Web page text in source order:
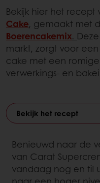
Bekijk hier het recept
Cake, gemaakt met
Boerencakemix.
markt, zorgt voor
cake met een
verwerkings- en
Bekijk het recept
Benieuwd naar de
van Carat
vandaag nog en til